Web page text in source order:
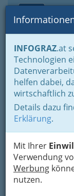
INFOGRAZ.at
Technologien
helfen dabei,
wirtschaftlich
Details dazu
Erklärung.
Mit Ihrer
Verwendung
Werbung
nutzen.
Home Branchen
Gewerbe &
Tapezierer,
Steirische
Monika
Neudorf 70,
+43 3185 6172
Karte